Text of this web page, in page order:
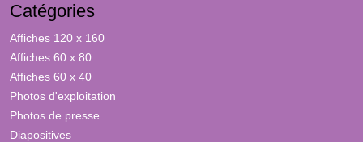
Catégories
Affiches 120 x 160
Affiches 60 x 80
Affiches 60 x 40
Photos d'exploitation
Photos de presse
Diapositives